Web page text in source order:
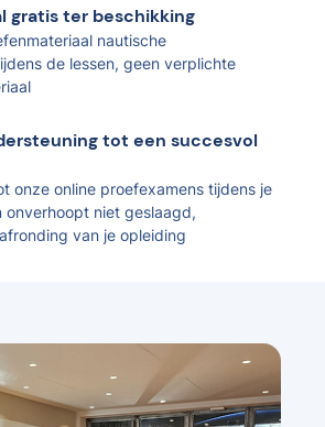
gratis ter beschikking
nautische
de lessen, geen verplichte
tot een succesvol
onze online proefexamens tijdens je
onverhoopt niet geslaagd,
van je opleiding